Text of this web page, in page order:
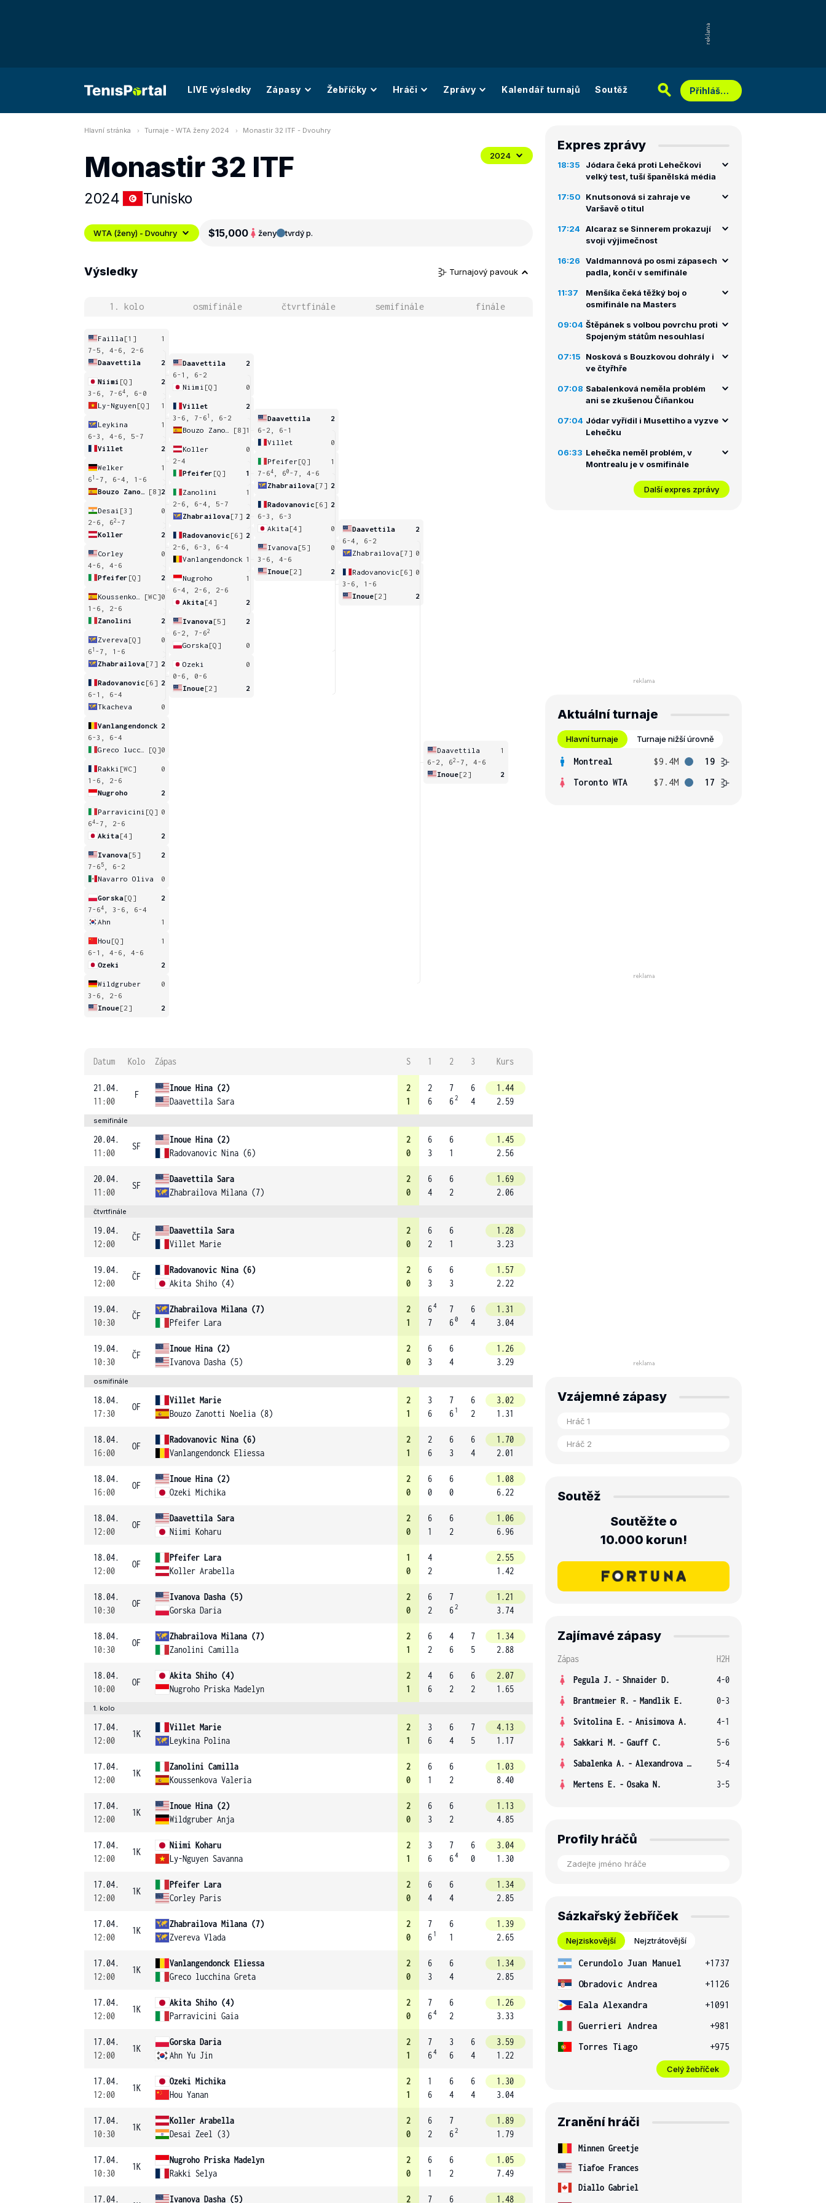
LIVE výsledky Zápasy Žebříčky Hráči Zprávy Kalendář turnajů Soutěž Přihlášení
Hlavní stránka Turnaje - WTA ženy 2024 Monastir 32 ITF - Dvouhry
Monastir 32 ITF
2024 Tunisko
2024
WTA (ženy) - Dvouhry $15,000 ženy tvrdý p.
Výsledky Turnajový pavouk
1. kolo osmifinále čtvrtfinále semifinále finále
Failla [1]
1
7-5, 4-6, 2-6
Daavettila
2
Niimi [Q]
2
3-6, 7-64
, 6-0
Ly-Nguyen [Q] 1
Leykina
1
6-3, 4-6, 5-7
Villet
2
Welker
1
6 1 -7, 6-4, 1-6
[8]2
Desai [3]
0
2-6, 62 -7
Koller
2
Corley
0
4-6, 4-6
Pfeifer [Q] 2
[WC]0
1-6, 2-6
Zanolini
2
Zvereva [Q]
0
6 1 -7, 1-6
Zhabrailova[7] 2
Radovanovic [6] 2
6-1, 6-4
Tkacheva
0
Vanlangendonck 2
6-3, 6-4
[Q]0
Rakki [WC]
0
1-6, 2-6
Nugroho
2
Parravicini [Q] 0
64-7, 2-6
Akita[4] 2
Ivanova[5]
2
7-6 5
, 6-2
Navarro Oliva
0
Gorska[Q]
2
7-64
, 3-6, 6-4
Ahn
1
Hou [Q]
1
6-1, 4-6, 4-6
Ozeki
2
Wildgruber
0
3-6, 2-6
Inoue[2] 2
Daavettila
2
6-1, 6-2
Niimi [Q] 0
Villet
2
3-6, 7-6 1
, 6-2
[8]1
Koller
0
2-4
Pfeifer [Q] 1
Zanolini
1
2-6, 6-4, 5-7
Zhabrailova[7] 2
Radovanovic [6] 2
2-6, 6-3, 6-4
Vanlangendonck 1
Nugroho
1
6-4, 2-6, 2-6
Akita[4] 2
Ivanova[5]
2
6-2, 7-62
Gorska [Q] 0
Ozeki
0
0-6, 0-6
Inoue[2] 2
Daavettila
2
6-2, 6-1
Villet
0
Pfeifer[Q]
1
7-64 , 60 -7, 4-6
Zhabrailova[7] 2
Radovanovic [6] 2
6-3, 6-3
Akita [4] 0
Ivanova [5]
0
3-6, 4-6
Inoue[2] 2
Daavettila
2
6-4, 6-2
Zhabrailova [7] 0
Radovanovic [6] 0
3-6, 1-6
Inoue[2] 2
Daavettila
1
6-2, 62 -7, 4-6
Inoue[2] 2
Datum Kolo Zápas S 1 2 3 Kurs
21.04.
11:00
F
Inoue Hina (2)
Daavettila Sara
2
1
2
6
7
62
6
4
1.44
2.59
semifinále
20.04.
11:00
SF
Inoue Hina (2)
Radovanovic Nina (6)
2
0
6
3
6
1
1.45
2.56
20.04.
11:00
SF
Daavettila Sara
Zhabrailova Milana (7)
2
0
6
4
6
2
1.69
2.06
čtvrtfinále
19.04.
12:00
ČF
Daavettila Sara
Villet Marie
2
0
6
2
6
1
1.28
3.23
19.04.
12:00
ČF
Radovanovic Nina (6)
Akita Shiho (4)
2
0
6
3
6
3
1.57
2.22
19.04.
10:30
ČF
Zhabrailova Milana (7)
Pfeifer Lara
2
1
64
7
7
60
6
4
1.31
3.04
19.04.
10:30
ČF
Inoue Hina (2)
Ivanova Dasha (5)
2
0
6
3
6
4
1.26
3.29
osmifinále
18.04.
17:30
OF
Villet Marie
Bouzo Zanotti Noelia (8)
2
1
3
6
7
6 1
6
2
3.02
1.31
18.04.
16:00
OF
Radovanovic Nina (6)
Vanlangendonck Eliessa
2
1
2
6
6
3
6
4
1.70
2.01
18.04.
16:00
OF
Inoue Hina (2)
Ozeki Michika
2
0
6
0
6
0
1.08
6.22
18.04.
12:00
OF
Daavettila Sara
Niimi Koharu
2
0
6
1
6
2
1.06
6.96
18.04.
12:00
OF
Pfeifer Lara
Koller Arabella
1
0
4
2
2.55
1.42
18.04.
10:30
OF
Ivanova Dasha (5)
Gorska Daria
2
0
6
2
7
62
1.21
3.74
18.04.
10:30
OF
Zhabrailova Milana (7)
Zanolini Camilla
2
1
6
2
4
6
7
5
1.34
2.88
18.04.
10:00
OF
Akita Shiho (4)
Nugroho Priska Madelyn
2
1
4
6
6
2
6
2
2.07
1.65
1. kolo
17.04.
12:00
1K
Villet Marie
Leykina Polina
2
1
3
6
6
4
7
5
4.13
1.17
17.04.
12:00
1K
Zanolini Camilla
Koussenkova Valeria
2
0
6
1
6
2
1.03
8.40
17.04.
12:00
1K
Inoue Hina (2)
Wildgruber Anja
2
0
6
3
6
2
1.13
4.85
17.04.
12:00
1K
Niimi Koharu
Ly-Nguyen Savanna
2
1
3
6
7
64
6
0
3.04
1.30
17.04.
12:00
1K
Pfeifer Lara
Corley Paris
2
0
6
4
6
4
1.34
2.85
17.04.
12:00
1K
Zhabrailova Milana (7)
Zvereva Vlada
2
0
7
6 1
6
1
1.39
2.65
17.04.
12:00
1K
Vanlangendonck Eliessa
Greco lucchina Greta
2
0
6
3
6
4
1.34
2.85
17.04.
12:00
1K
Akita Shiho (4)
Parravicini Gaia
2
0
7
64
6
2
1.26
3.33
17.04.
12:00
1K
Gorska Daria
Ahn Yu Jin
2
1
7
64
3
6
6
4
3.59
1.22
17.04.
12:00
1K
Ozeki Michika
Hou Yanan
2
1
1
6
6
4
6
4
1.30
3.04
17.04.
10:30
1K
Koller Arabella
Desai Zeel (3)
2
0
6
2
7
62
1.89
1.79
17.04.
10:30
1K
Nugroho Priska Madelyn
Rakki Selya
2
0
6
1
6
2
1.05
7.49
17.04. Ivanova Dasha (5) 2 7 6 1.48
Expres zprávy
18:35
Jódara čeká proti Lehečkovi
velký test, tuší španělská média
17:50
Knutsonová si zahraje ve
Varšavě o titul
17:24 Alcaraz se Sinnerem prokazují
svoji výjimečnost
16:26
Valdmannová po osmi zápasech
padla, končí v semifinále
11:37
Menšíka čeká těžký boj o
osmifinále na Masters
09:04 Štěpánek s volbou povrchu proti
Spojeným státům nesouhlasí
07:15
Nosková s Bouzkovou dohrály i
ve čtyřhře
07:08 Sabalenková neměla problém
ani se zkušenou Číňankou
07:04 Jódar vyřídil i Musettiho a vyzve
Lehečku
06:33 Lehečka neměl problém, v
Montrealu je v osmifinále
Další expres zprávy
Aktuální turnaje
Hlavní turnaje Turnaje nižší úrovně
Montreal $9.4M
19
Toronto WTA
$7.4M 17
Vzájemné zápasy
Soutěž
Soutěžte o
10.000 korun!
Zajímavé zápasy
Zápas
H2H
Pegula J. - Shnaider D.
4-0
Brantmeier R. - Mandlik E.
0-3
Svitolina E. - Anisimova A.
4-1
Sakkari M. - Gauff C.
5-6
Sabalenka A. - Alexandrova E.
5-4
Mertens E. - Osaka N. 3-5
Profily hráčů
Sázkařský žebříček
Nejziskovější Nejztrátovější
Cerundolo Juan Manuel
+1737
Obradovic Andrea
+1126
Eala Alexandra
+1091
Guerrieri Andrea
+981
Torres Tiago
+975
Celý žebříček
Zranění hráči
Minnen Greetje
Tiafoe Frances
Diallo Gabriel